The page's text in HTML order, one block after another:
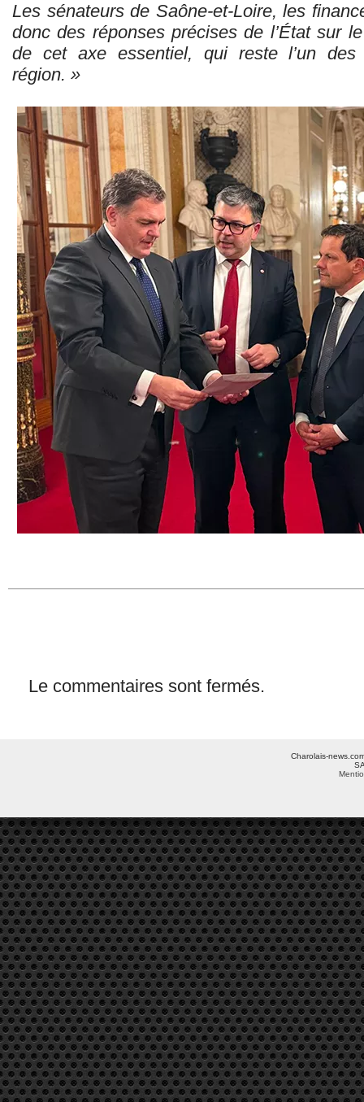
Les sénateurs de Saône-et-Loire, les
donc des réponses précises de l’État sur
de cet axe essentiel, qui reste l’un
région. »
Le commentaires sont fermés.
Charolais-